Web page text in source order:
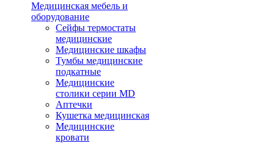
Медицинская мебель и
оборудование
Сейфы термостаты
медицинские
Медицинские шкафы
Тумбы медицинские
подкатные
Медицинские
столики серии MD
Аптечки
Кушетка медицинская
Медицинские
кровати